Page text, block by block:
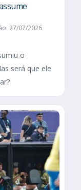
27/07/2026
o
será que ele